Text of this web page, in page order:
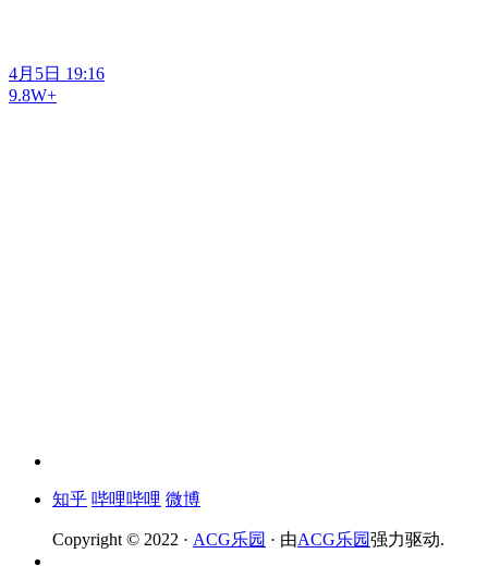
4月5日 19:16
9.8W+
知乎 哔哩哔哩 微博
Copyright © 2022 · ACG乐园 · 由ACG乐园强力驱动.